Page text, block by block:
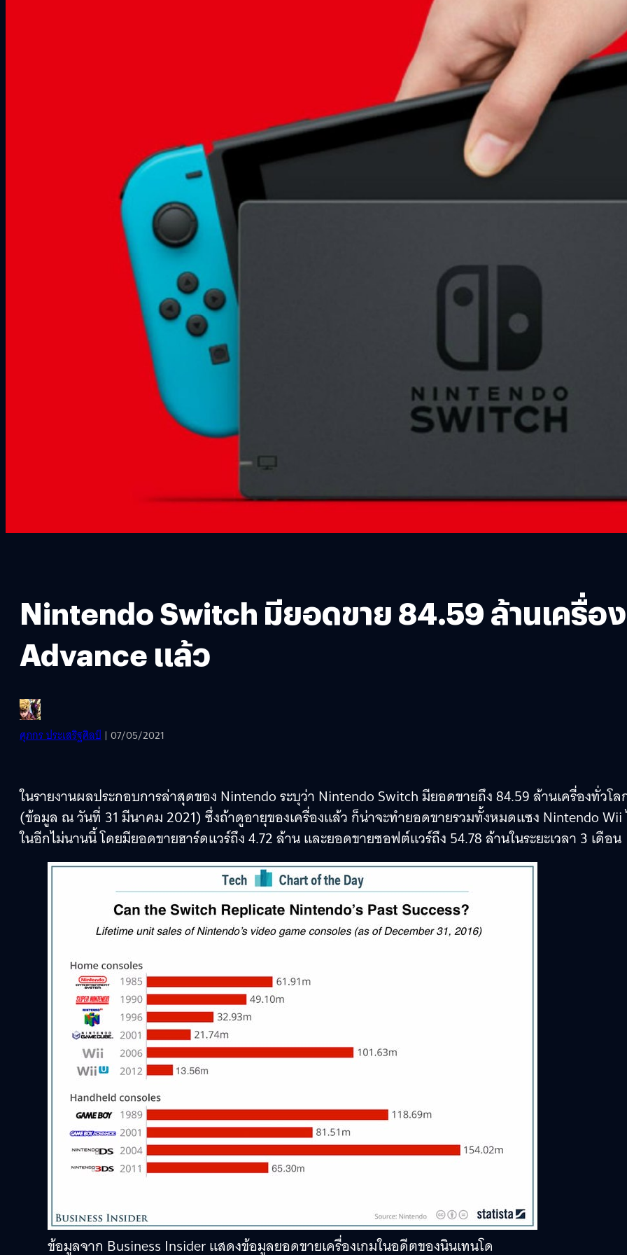
Nintendo Switch มียอดขาย 84.59 ล้านเครื่อ
Advance แล้ว
ศุภกร ประเสริฐศิลป์ | 07/05/2021
ในรายงานผลประกอบการล่าสุดของ Nintendo ระบุว่า Nintendo Switch มียอดขายถึง 84.59 ล้านเครื่องทั่วโล
(ข้อมูล ณ วันที่ 31 มีนาคม 2021) ซึ่งถ้าดูอายุของเครื่องแล้ว ก็น่าจะทำยอดขายรวมทั้งหมดแซง Nintendo Wii
ในอีกไม่นานนี้ โดยมียอดขายฮาร์ดแวร์ถึง 4.72 ล้าน และยอดขายซอฟต์แวร์ถึง 54.78 ล้านในระยะเวลา 3 เดือน
ข้อมูลจาก Business Insider แสดงข้อมูลยอดขายเครื่องเกมในอดีตของนินเทนโด